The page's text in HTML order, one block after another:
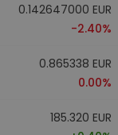
0.142647000 EUR
-2.40%
0.865338 EUR
0.00%
185.320 EUR